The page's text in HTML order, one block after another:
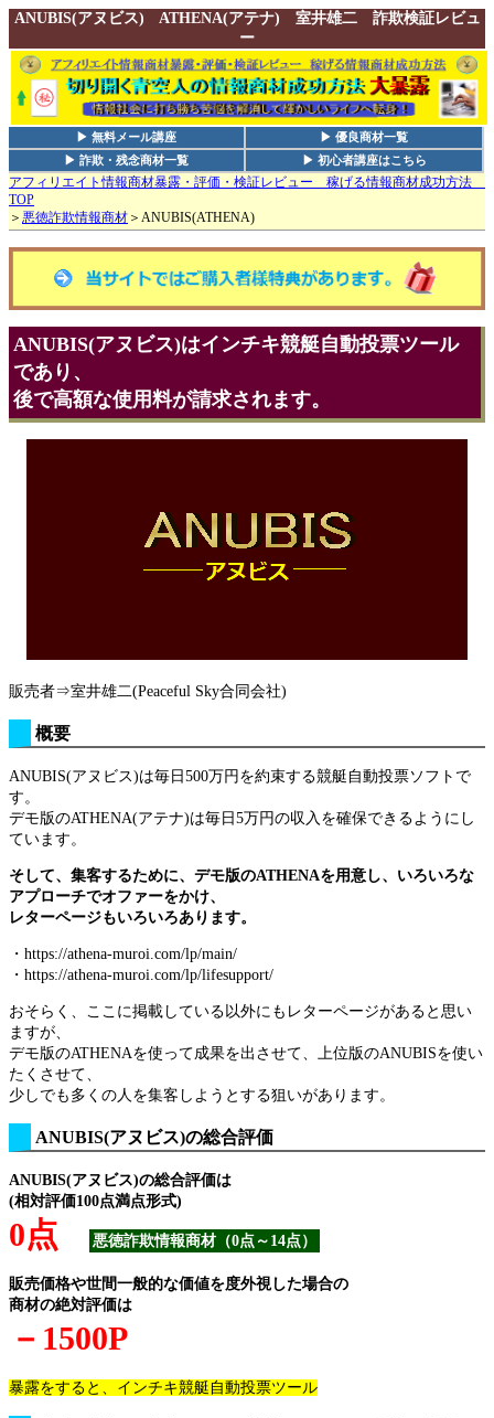
ANUBIS(アヌビス) ATHENA(アテナ) 室井雄二 詐欺検証レビュ
ー
▶ 無料メール講座
▶ 優良商材一覧
▶ 詐欺・残念商材一覧
▶ 初心者講座はこちら
アフィリエイト情報商材暴露・評価・検証レビュー 稼げる情報商材成功方法
TOP
＞ 悪徳詐欺情報商材 ＞ANUBIS(ATHENA)
ANUBIS(アヌビス)はインチキ競艇自動投票ツール
であり、
後で高額な使用料が請求されます。
販売者⇒室井雄二(Peaceful Sky合同会社)
概要
ANUBIS(アヌビス)は毎日500万円を約束する競艇自動投票ソフトで
す。
デモ版のATHENA(アテナ)は毎日5万円の収入を確保できるようにし
ています。
そして、集客するために、デモ版のATHENAを用意し、いろいろな
アプローチでオファーをかけ、
レターページもいろいろあります。
・https://athena-muroi.com/lp/main/
・https://athena-muroi.com/lp/lifesupport/
おそらく、ここに掲載している以外にもレターページがあると思い
ますが、
デモ版のATHENAを使って成果を出させて、上位版のANUBISを使い
たくさせて、
少しでも多くの人を集客しようとする狙いがあります。
ANUBIS(アヌビス)の総合評価
ANUBIS(アヌビス)の総合評価は
(相対評価100点満点形式)
0点 悪徳詐欺情報商材（0点～14点）
販売価格や世間一般的な価値を度外視した場合の
商材の絶対評価は
－1500P
暴露をすると、インチキ競艇自動投票ツール